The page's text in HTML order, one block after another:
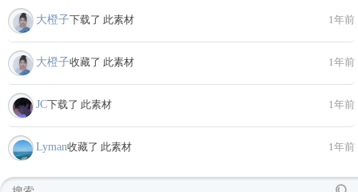
大橙子下载了 此素材 1年前
大橙子收藏了 此素材 1年前
JC下载了 此素材 1年前
Lyman收藏了 此素材 1年前